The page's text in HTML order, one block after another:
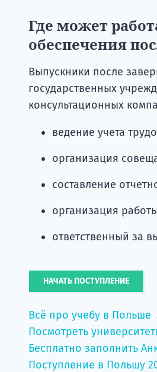
Где может
обеспечения
Выпускники после
государственных
консультационных
ведение учета
организация
составление
организация
ответственный за
НАЧАТЬ ПОСТУПЛЕНИЕ
Всё про учебу в Польше
Посмотреть
Бесплатно заполнить
Поступление в Польшу